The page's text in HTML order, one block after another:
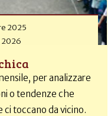
2025
2026
per analizzare
o tendenze che
ci toccano da vicino.